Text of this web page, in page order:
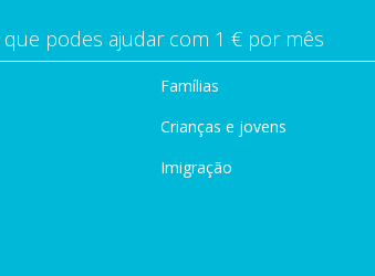
podes ajudar com 1 € por mês
Famílias
Crianças e jovens
Imigração